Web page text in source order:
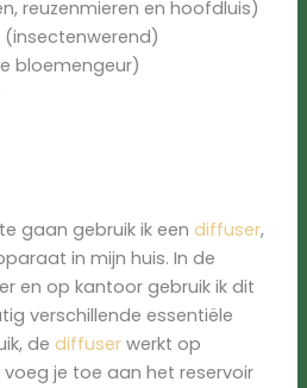
reuzenmieren en hoofdluis)
(insectenwerend)
bloemengeur)
gaan gebruik ik eendiffuser,
in mijn huis. In de
en op kantoor gebruik ik dit
verschillende essentiële
dediffuser werkt op
je toe aan het reservoir